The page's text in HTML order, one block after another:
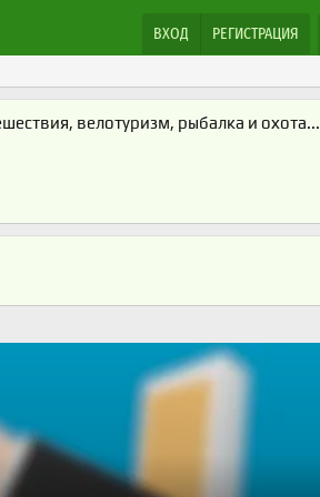
ВХОД РЕГИСТРАЦИЯ
велотуризм, рыбалка и охота...